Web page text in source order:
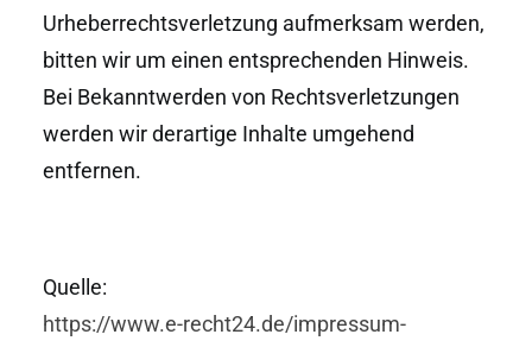
Urheberrechtsverletzung aufmerksam werden,
bitten wir um einen entsprechenden Hinweis.
Bei Bekanntwerden von Rechtsverletzungen
werden wir derartige Inhalte umgehend
entfernen.
Quelle:
https://www.e-recht24.de/impressum-